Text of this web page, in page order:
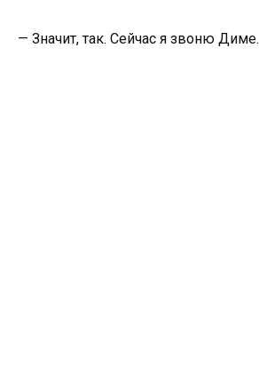
— Значит, так. Сейчас я звоню Диме.